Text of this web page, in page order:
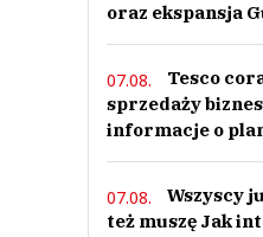
oraz ekspansja
07.08.
Tesco
sprzedaży
informacje o
07.08.
Wszyscy
też muszę Jak